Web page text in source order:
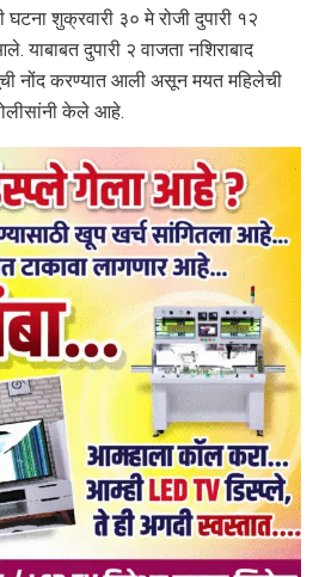
शुक्रवारी ३० मे रोजी दुपारी १२
याबाबत दुपारी २ वाजता नशिराबाद
नोंद करण्यात आली असून मयत महिलेची
केले आहे.